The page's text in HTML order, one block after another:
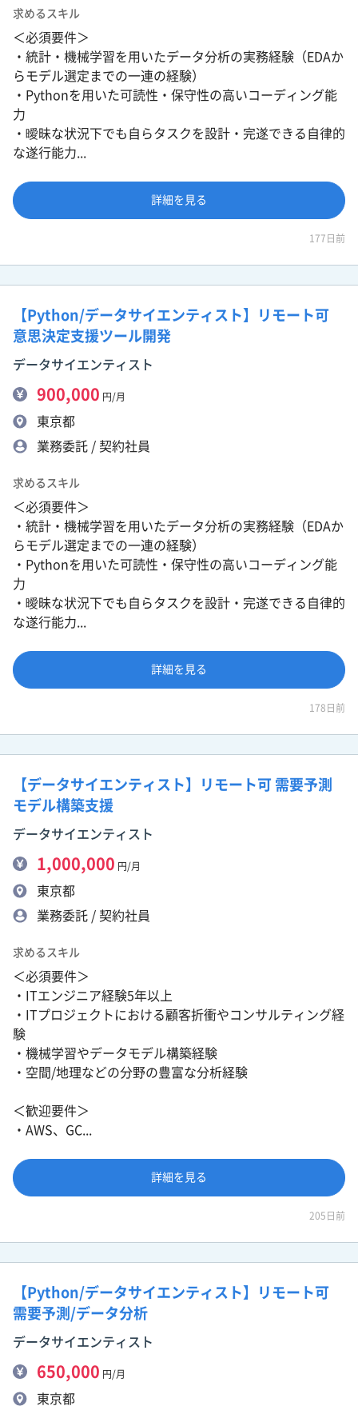
求めるスキル
＜必須要件＞
・統計・機械学習を用いたデータ分析の実務経験（EDAか
らモデル選定までの一連の経験）
・Pythonを用いた可読性・保守性の高いコーディング能
力
・曖昧な状況下でも自らタスクを設計・完遂できる自律的
な遂行能力...
詳細を見る
177日前
【Python/データサイエンティスト】リモート可
意思決定支援ツール開発
データサイエンティスト
900,000 円/月
東京都
業務委託 / 契約社員
求めるスキル
＜必須要件＞
・統計・機械学習を用いたデータ分析の実務経験（EDAか
らモデル選定までの一連の経験）
・Pythonを用いた可読性・保守性の高いコーディング能
力
・曖昧な状況下でも自らタスクを設計・完遂できる自律的
な遂行能力...
詳細を見る
178日前
【データサイエンティスト】リモート可 需要予測
モデル構築支援
データサイエンティスト
1,000,000 円/月
東京都
業務委託 / 契約社員
求めるスキル
＜必須要件＞
・ITエンジニア経験5年以上
・ITプロジェクトにおける顧客折衝やコンサルティング経
験
・機械学習やデータモデル構築経験
・空間/地理などの分野の豊富な分析経験
＜歓迎要件＞
・AWS、GC...
詳細を見る
205日前
【Python/データサイエンティスト】リモート可
需要予測/データ分析
データサイエンティスト
650,000 円/月
東京都